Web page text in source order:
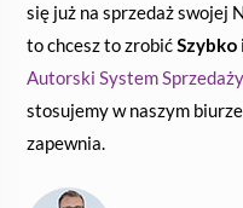
się już na sprzedaż swojej
to chcesz to zrobićSzybko i
Autorski System
stosujemy w naszym
zapewnia.